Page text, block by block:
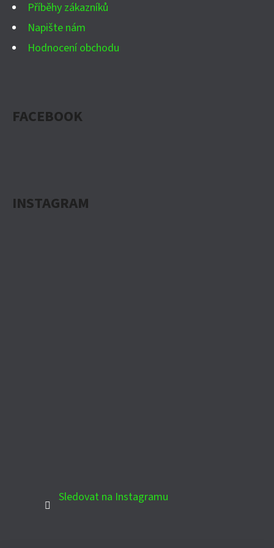
Příběhy zákazníků
Napište nám
Hodnocení obchodu
FACEBOOK
INSTAGRAM
Sledovat na Instagramu